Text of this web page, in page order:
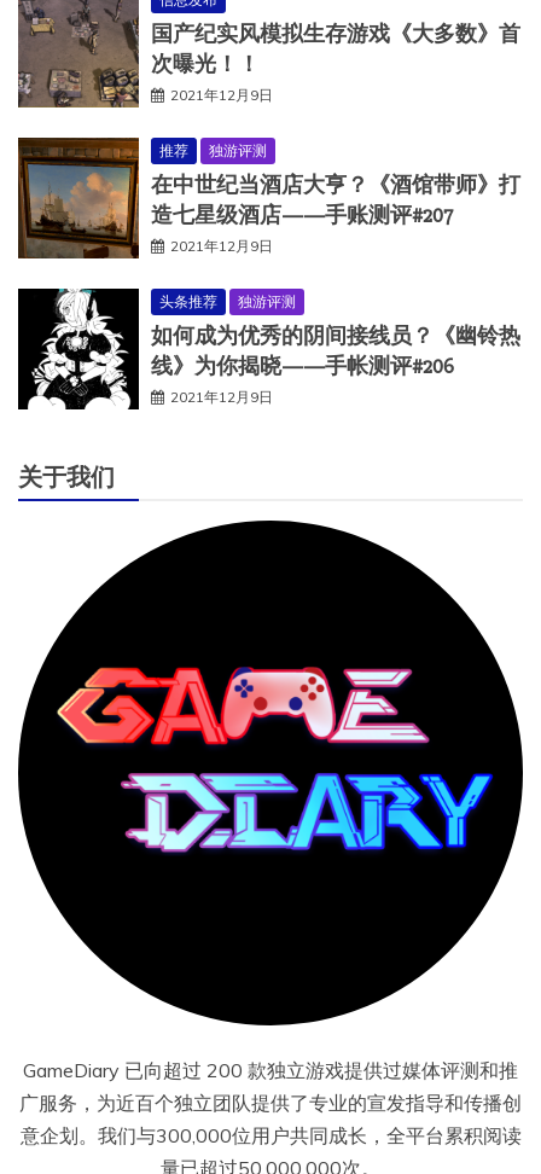
国产纪实风模拟生存游戏《大多数》首
次曝光！！
2021年12月9日
推荐 独游评测
在中世纪当酒店大亨？《酒馆带师》打
造七星级酒店——手账测评#207
2021年12月9日
头条推荐 独游评测
如何成为优秀的阴间接线员？《幽铃热
线》为你揭晓——手帐测评#206
2021年12月9日
关于我们
GameDiary 已向超过 200 款独立游戏提供过媒体评测和推
广服务，为近百个独立团队提供了专业的宣发指导和传播创
意企划。我们与300,000位用户共同成长，全平台累积阅读
量已超过50,000,000次。